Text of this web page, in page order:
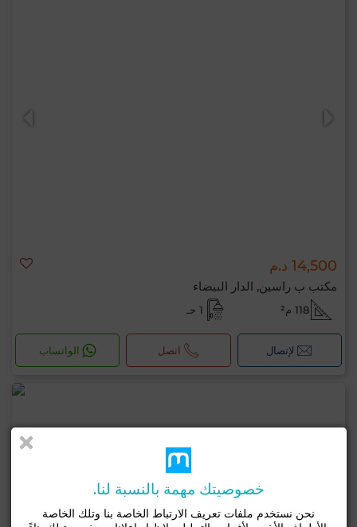
14,500 د.م
مكتب ب راسين, الدار البيضاء
118 م² 1 حـ
لإتصال اتصل الواتساب
خصوصيتك مهمة بالنسبة لنا.
نحن نستخدم ملفات تعريف الارتباط الخاصة بنا وتلك الخاصة